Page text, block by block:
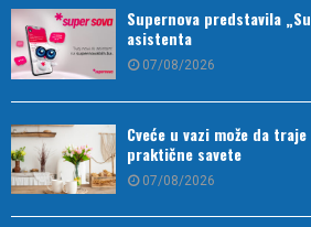
Supernova predstavila
asistenta
07/08/2026
Cveće u vazi može da
praktične savete
07/08/2026